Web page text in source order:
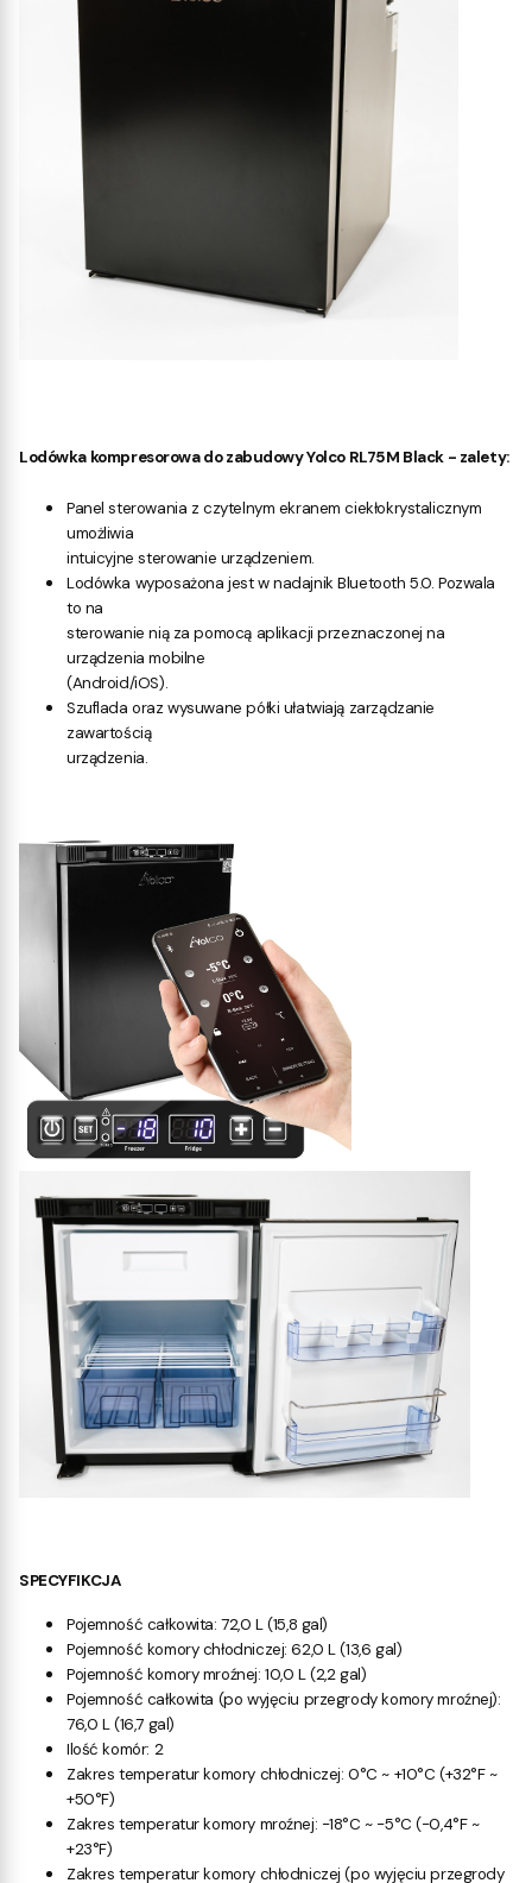
Lodówka kompresorowa do zabudowy Yolco RL75M Black - zalety:
Panel sterowania z czytelnym ekranem ciekłokrystalicznym
umożliwia
intuicyjne sterowanie urządzeniem.
Lodówka wyposażona jest w nadajnik Bluetooth 5.0. Pozwala
to na
sterowanie nią za pomocą aplikacji przeznaczonej na
urządzenia mobilne
(Android/iOS).
Szuflada oraz wysuwane półki ułatwiają zarządzanie
zawartością
urządzenia.
SPECYFIKCJA
Pojemność całkowita: 72,0 L (15,8 gal)
Pojemność komory chłodniczej: 62,0 L (13,6 gal)
Pojemność komory mroźnej: 10,0 L (2,2 gal)
Pojemność całkowita (po wyjęciu przegrody komory mroźnej):
76,0 L (16,7 gal)
Ilość komór: 2
Zakres temperatur komory chłodniczej: 0°C ~ +10°C (+32°F ~
+50°F)
Zakres temperatur komory mroźnej: -18°C ~ -5°C (-0,4°F ~
+23°F)
Zakres temperatur komory chłodniczej (po wyjęciu przegrody